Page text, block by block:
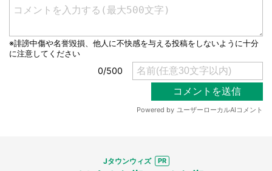
Jタウンウィズ